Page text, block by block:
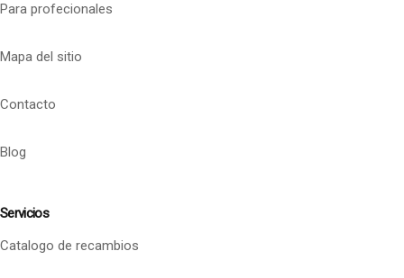
Para profecionales
Mapa del sitio
Contacto
Blog
Servicios
Catalogo de recambios